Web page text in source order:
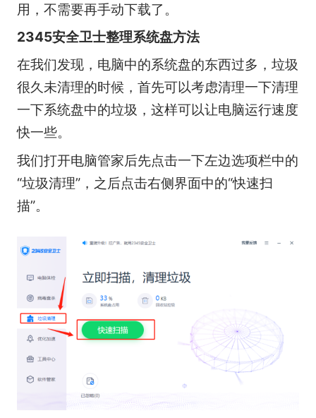
用，不需要再手动下载了。
2345安全卫士整理系统盘方法
在我们发现，电脑中的系统盘的东西过多，垃圾
很久未清理的时候，首先可以考虑清理一下清理
一下系统盘中的垃圾，这样可以让电脑运行速度
快一些。
我们打开电脑管家后先点击一下左边选项栏中的
“垃圾清理”，之后点击右侧界面中的“快速扫
描”。